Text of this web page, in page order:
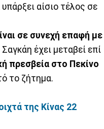
αίσιο τέλος σε
σε συνεχή επαφή με
έχει μεταβεί επί
πρεσβεία στο Πεκίνο
το ζήτημα.
της Κίνας 22